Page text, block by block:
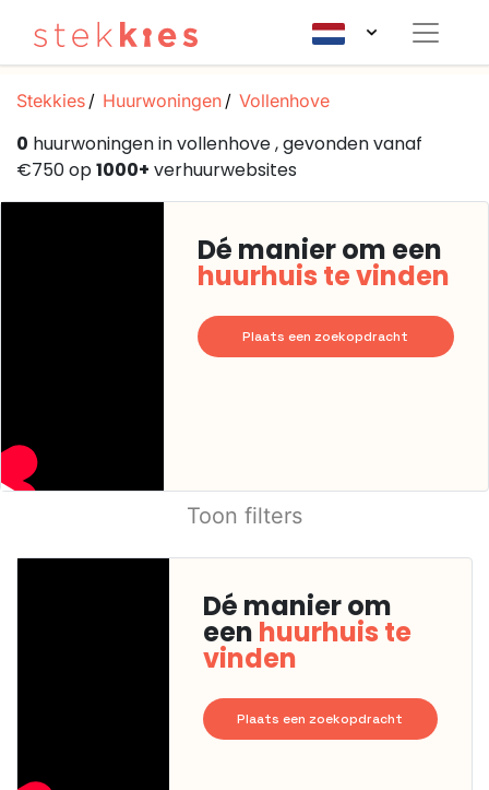
Stekkies Huurwoningen Vollenhove
0 huurwoningen in vollenhove , gevonden vanaf
€750 op1000+ verhuurwebsites
Dé manier om een
huurhuis te vinden
Plaats een zoekopdracht
Toon filters
Dé manier om
een huurhuis te
vinden
Plaats een zoekopdracht